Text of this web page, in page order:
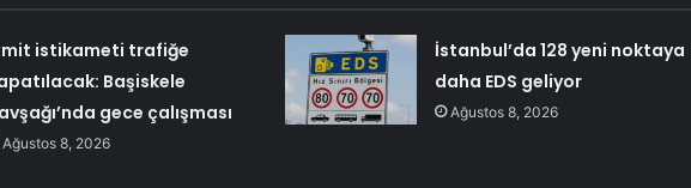
istikameti trafiğe
Başiskele
gece çalışması
Ağustos 8, 2026
İstanbul’da 128 yeni noktaya
daha EDS geliyor
Ağustos 8, 2026